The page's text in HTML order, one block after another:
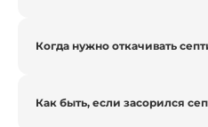
Когда нужно откачивать
Как быть, если засорился